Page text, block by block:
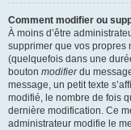
Comment modifier ou
À moins d’être
supprimer que vos propres
(quelquefois dans une
bouton modifierdu
message, un petit texte
modifié, le nombre de fois
dernière modification. Ce
administrateur modifie le